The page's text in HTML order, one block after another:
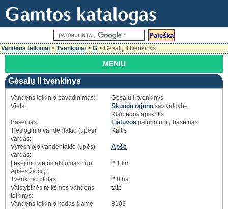
Vandens telkiniai > Tvenkiniai > G > Gėsalų II tvenkinys
MENIU
Gėsalų II tvenkinys
Vandens telkinio pavadinimas:
Gėsalų II tvenkinys
Vieta:
Skuodo rajono savivaldybė,
Klaipėdos apskritis
Baseinas:
Lietuvos pajūrio upių baseinas
Tiesioginio vandentakio (upės)
vardas:
Kaltis
Vyresniojo vandentakio (upės)
vardas:
Apšė
Įtekėjimo vietos atstumas nuo
Apšės žiočių:
2,1 km
Tvenkinio plotas:
2,8 ha
Valstybinės reikšmės vandens
telkinys:
taip
Vandens telkinio kodas šiame
8103